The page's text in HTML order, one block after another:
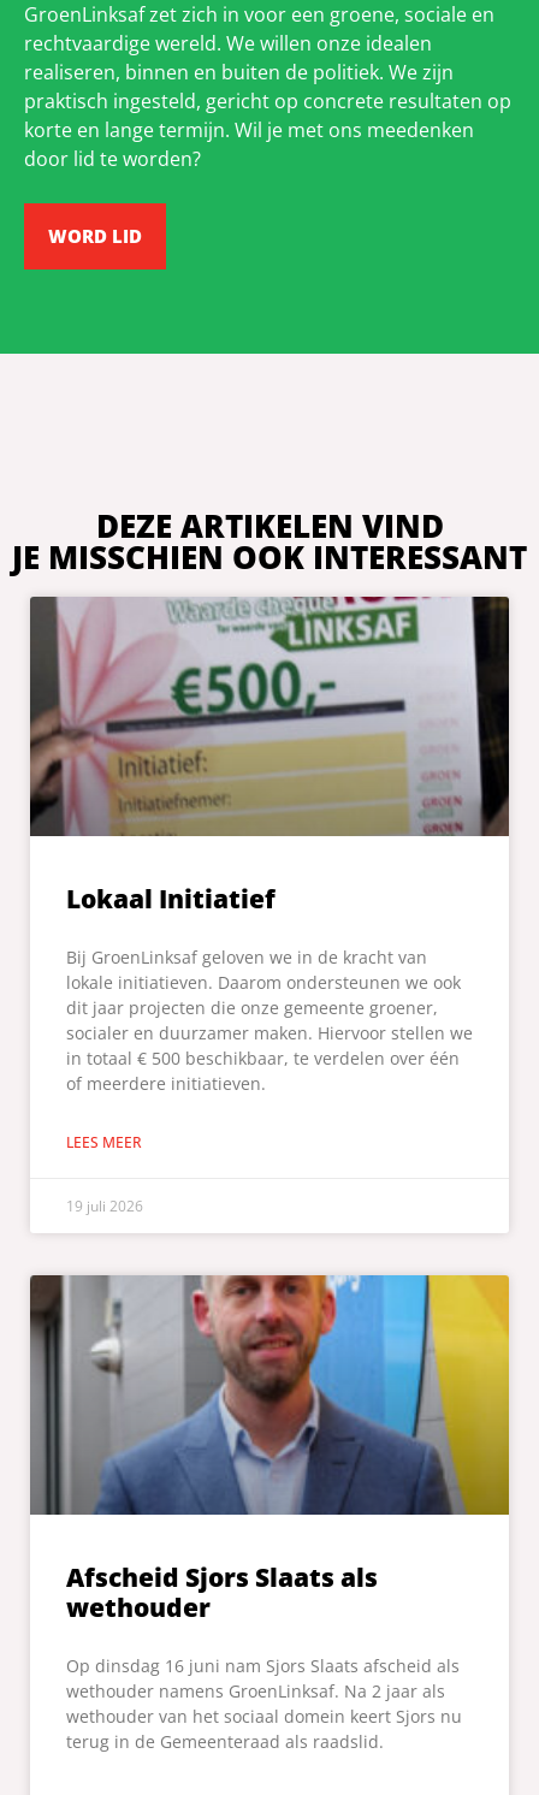
GroenLinksaf zet zich in voor een groene, sociale en
rechtvaardige wereld. We willen onze idealen
realiseren, binnen en buiten de politiek. We zijn
praktisch ingesteld, gericht op concrete resultaten op
korte en lange termijn. Wil je met ons meedenken
door lid te worden?
WORD LID
DEZE ARTIKELEN VIND
JE MISSCHIEN OOK INTERESSANT
Lokaal Initiatief
Bij GroenLinksaf geloven we in de kracht van
lokale initiatieven. Daarom ondersteunen we ook
dit jaar projecten die onze gemeente groener,
socialer en duurzamer maken. Hiervoor stellen we
in totaal € 500 beschikbaar, te verdelen over één
of meerdere initiatieven.
LEES MEER
19 juli 2026
Afscheid Sjors Slaats als
wethouder
Op dinsdag 16 juni nam Sjors Slaats afscheid als
wethouder namens GroenLinksaf. Na 2 jaar als
wethouder van het sociaal domein keert Sjors nu
terug in de Gemeenteraad als raadslid.